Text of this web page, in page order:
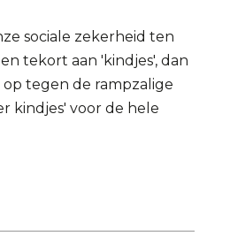
sociale zekerheid ten
tekort aan 'kindjes', dan
tegen de rampzalige
kindjes' voor de hele